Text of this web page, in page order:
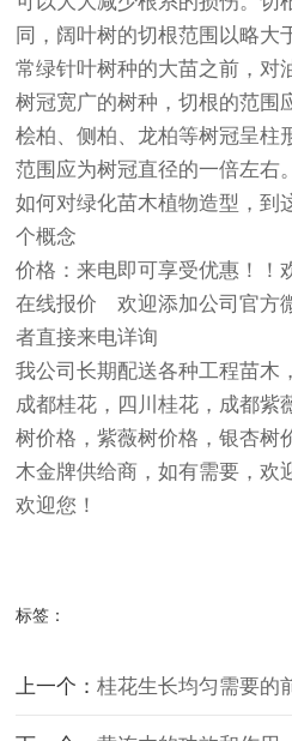
同，阔叶树的切根范围以略大
常绿针叶树种的大苗之前，对
树冠宽广的树种，切根的范围
桧柏、侧柏、龙柏等树冠呈柱
范围应为树冠直径的一倍左右。
如何对绿化苗木植物造型，到
个概念
价格：来电即可享受优惠！！
在线报价‍ 欢迎添加公司官方
者直接来电详询
我公司长期配送各种工程苗木
成都桂花 ，四川桂花，成都
树价格，紫薇树价格，银杏树
木金牌供给商，如有需要，欢
欢迎您！
标签：
上一个：桂花生长均匀需要的